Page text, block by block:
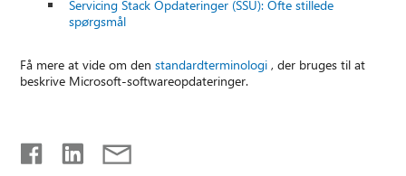
Servicing Stack Opdateringer (SSU): Ofte stillede
spørgsmål
Få mere at vide om denstandardterminologi , der bruges til at
beskrive Microsoft-softwareopdateringer.